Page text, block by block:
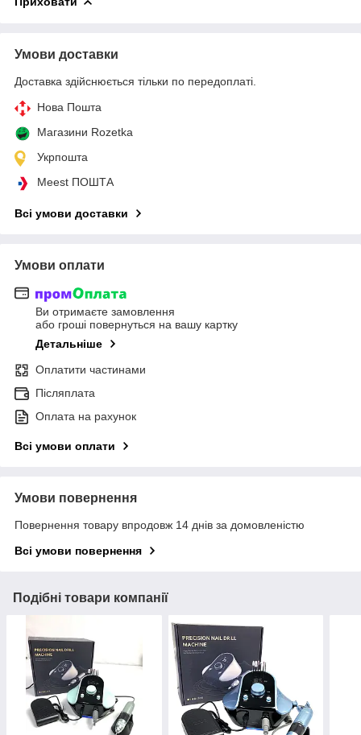
Умови доставки
Доставка здійснюється тільки по передоплаті.
Нова Пошта
Магазини Rozetka
Укрпошта
Meest ПОШТА
Всі умови доставки
Умови оплати
Ви отримаєте замовлення
або гроші повернуться на вашу картку
Детальніше
Оплатити частинами
Післяплата
Оплата на рахунок
Всі умови оплати
Умови повернення
Повернення товару впродовж 14 днів за домовленістю
Всі умови повернення
Подібні товари компанії